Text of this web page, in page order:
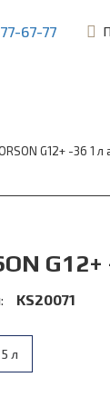
67-77
G12+ ⁠-⁠36 1
KS20071
5 л